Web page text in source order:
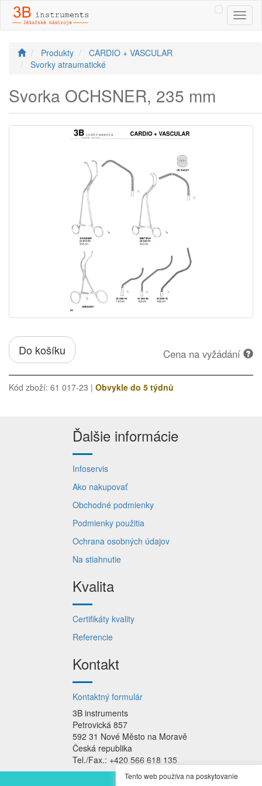
Produkty
CARDIO + VASCULAR
Svorky atraumatické
Svorka OCHSNER, 235 mm
Do košíku Cena na vyžádání
Kód zboží: 61 017-23 | Obvykle do 5 týdnů
Ďalšie informácie
Infoservis
Ako nakupovať
Obchodné podmienky
Podmienky použitia
Ochrana osobných údajov
Na stiahnutie
Kvalita
Certifikáty kvality
Referencie
Kontakt
Kontaktný formulár
3B instruments
Petrovická 857
592 31 Nové Město na Moravě
Česká republika
Tel./Fax.: +420 566 618 135
Tento web používa na poskytovanie